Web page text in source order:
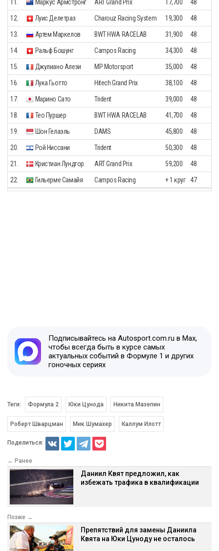
11. Маркус Армстронг ART Grand Prix 17,700 48
12. Луис Делетраз Charouz Racing System 19,300 48
13. Артем Маркелов BWT HWA RACELAB 31,900 48
14. Ральф Бошунг Campos Racing 34,300 48
15. Джулиано Алези MP Motorsport 35,000 48
16. Лука Гьотто Hitech Grand Prix 38,100 48
17. Марино Сато Trident 39,000 48
18. Тео Пуршер BWT HWA RACELAB 41,700 48
19. Шон Гелаэль DAMS 45,800 48
20. Рой Ниссани Trident 50,300 48
21. Кристиан Лундгор ART Grand Prix 59,200 48
22. Гильерме Самайя Campos Racing + 1 круг 47
Подписывайтесь на Autosport.com.ru в Max,
чтобы всегда быть в курсе самых
актуальных событий в Формуле 1 и других
гоночных сериях
Теги: Формула 2 Юки Цунода Никита Мазепин
Роберт Шварцман Мик Шумахер Каллум Илотт
Поделиться:
← Ранее
Даниил Квят предложил, как
избежать трафика в квалификации
Позже →
Препятствий для замены Даниила
Квята на Юки Цуноду не осталось